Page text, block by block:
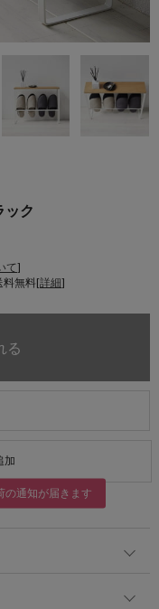
ック
て]
料無料[詳細]
加
の通知が届きます